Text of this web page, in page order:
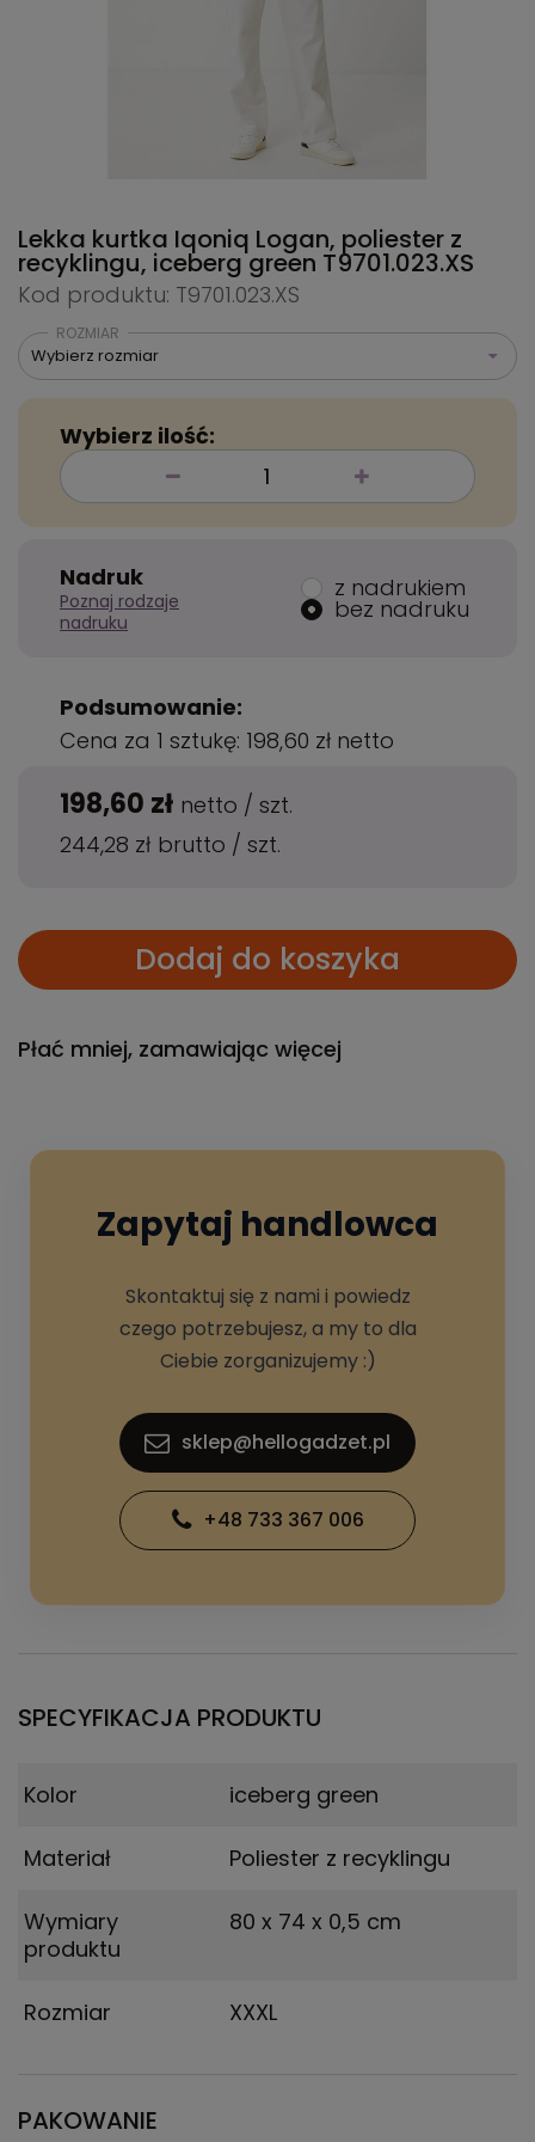
Lekka kurtka Iqoniq Logan, poliester z
recyklingu, iceberg green T9701.023.XS
Kod produktu: T9701.023.XS
ROZMIAR
Wybierz rozmiar
Wybierz ilość:
Nadruk
Poznaj rodzaje
nadruku
z nadrukiem
bez nadruku
Podsumowanie:
Cena za 1 sztukę: 198,60 zł netto
198,60 zł netto / szt.
244,28 zł brutto / szt.
Dodaj do koszyka
Płać mniej, zamawiając więcej
Zapytaj handlowca
Skontaktuj się z nami i powiedz
czego potrzebujesz, a my to dla
Ciebie zorganizujemy :)
sklep@hellogadzet.pl
+48 733 367 006
SPECYFIKACJA PRODUKTU
Kolor iceberg green
Materiał Poliester z recyklingu
Wymiary
produktu
80 x 74 x 0,5 cm
Rozmiar XXXL
PAKOWANIE